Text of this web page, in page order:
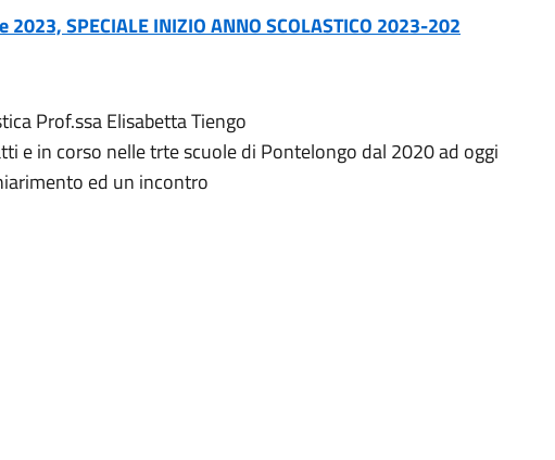
SPECIALE INIZIO ANNO SCOLASTICO 2023-202
Prof.ssa Elisabetta Tiengo
e in corso nelle trte scuole di Pontelongo dal 2020 ad oggi
ed un incontro